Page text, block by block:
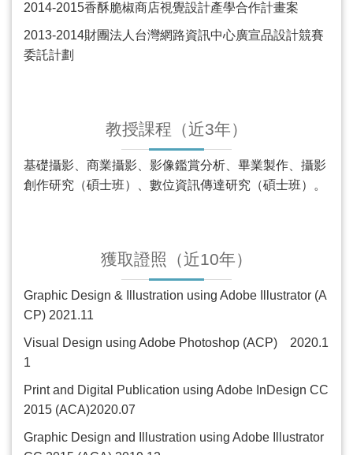
2014-2015香酥脆椒商店視覺設計產學合作計畫案
2013-2014財團法人台灣網路資訊中心廣宣品設計競賽
委託計劃
教授課程（近3年）
基礎攝影、商業攝影、影像鑑賞分析、畢業製作、攝影
創作研究（碩士班）、數位資訊傳達研究（碩士班）。
獲取證照（近10年）
Graphic Design & Illustration using Adobe Illustrator (A
CP) 2021.11
Visual Design using Adobe Photoshop (ACP) 2020.1
1
Print and Digital Publication using Adobe InDesign CC
2015 (ACA)2020.07
Graphic Design and Illustration using Adobe Illustrator